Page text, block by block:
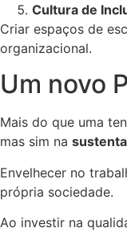
Cultura de
Criar espaços de
organizacional.
Um novo
Mais do que uma
mas sim na
Envelhecer no
própria sociedade.
Ao investir na